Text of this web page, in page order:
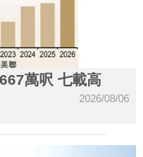
萬呎 七載高
2026/08/06